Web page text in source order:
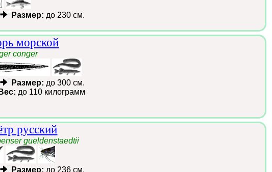
Размер: до 230 см.
морской
conger
Размер: до 300 см.
Вес: до 110 килограмм
русский
gueldenstaedtii
Размер: до 236 см.